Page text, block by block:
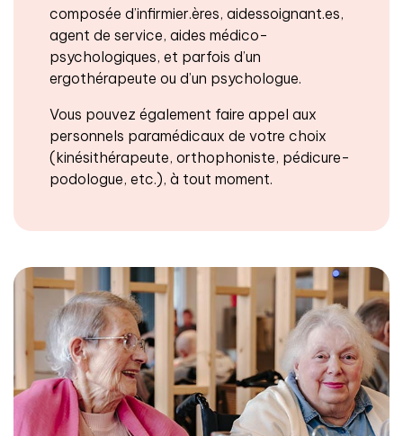
composée d’infirmier.ères, aidessoignant.es,
agent de service, aides médico-
psychologiques, et parfois d’un
ergothérapeute ou d’un psychologue.
Vous pouvez également faire appel aux
personnels paramédicaux de votre choix
(kinésithérapeute, orthophoniste, pédicure-
podologue, etc.), à tout moment.